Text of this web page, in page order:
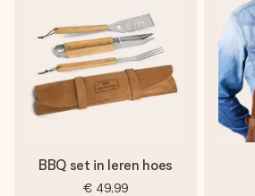
BBQ set in leren hoes
€ 49,99